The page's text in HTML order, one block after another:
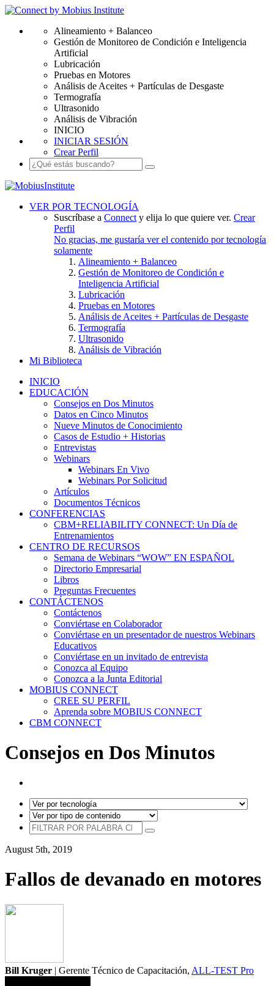
Alineamiento + Balanceo
Gestión de Monitoreo de Condición e Inteligencia
Artificial
Lubricación
Pruebas en Motores
Análisis de Aceites + Partículas de Desgaste
Termografía
Ultrasonido
Análisis de Vibración
INICIO
INICIAR SESIÓN
Crear Perfil
VER POR TECNOLOGÍA
Suscríbase a Connect y elija lo que quiere ver. Crear
Perfil
No gracias, me gustaría ver el contenido por tecnología
solamente
Alineamiento + Balanceo
Gestión de Monitoreo de Condición e
Inteligencia Artificial
Lubricación
Pruebas en Motores
Análisis de Aceites + Partículas de Desgaste
Termografía
Ultrasonido
Análisis de Vibración
Mi Biblioteca
INICIO
EDUCACIÓN
Consejos en Dos Minutos
Datos en Cinco Minutos
Nueve Minutos de Conocimiento
Casos de Estudio + Historias
Entrevistas
Webinars
Webinars En Vivo
Webinars Por Solicitud
Artículos
Documentos Técnicos
CONFERENCIAS
CBM+RELIABILITY CONNECT: Un Día de
Entrenamientos
CENTRO DE RECURSOS
Semana de Webinars “WOW” EN ESPAÑOL
Directorio Empresarial
Libros
Preguntas Frecuentes
CONTÁCTENOS
Contáctenos
Conviértase en Colaborador
Conviértase en un presentador de nuestros Webinars
Educativos
Conviértase en un invitado de entrevista
Conozca al Equipo
Conozca a la Junta Editorial
MOBIUS CONNECT
CREE SU PERFIL
Aprenda sobre MOBIUS CONNECT
CBM CONNECT
Consejos en Dos Minutos
August 5th, 2019
Fallos de devanado en motores
Bill Kruger | Gerente Técnico de Capacitación, ALL-TEST Pro